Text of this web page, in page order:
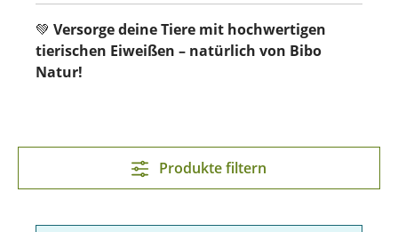
💚 Versorge deine Tiere mit hochwertigen
tierischen Eiweißen – natürlich von Bibo
Natur!
Produkte filtern